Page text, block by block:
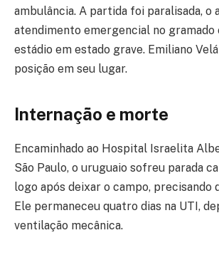
ambulância. A partida foi paralisada, o
atendimento emergencial no gramado
estádio em estado grave. Emiliano
posição em seu lugar.
Internação e morte
Encaminhado ao Hospital Israelita
São Paulo, o uruguaio sofreu parada
logo após deixar o campo, precisando
Ele permaneceu quatro dias na UTI,
ventilação mecânica.